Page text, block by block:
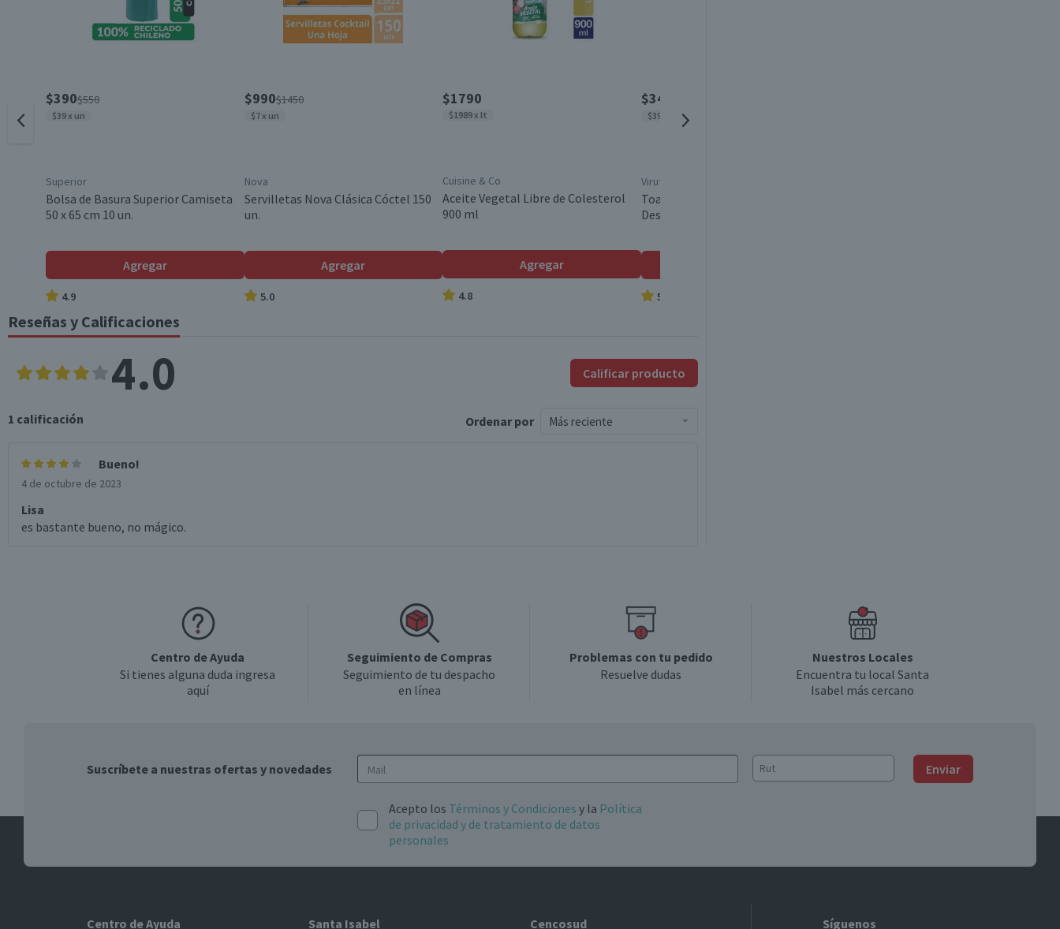
Eliminación eficaz de suciedad y manchas - Eliminación de
Envase Plástico Reciclable
Aroma Ruibarbo
Modelo
Garantía Mínima Legal
$390$550
$39 x un
Superior
Bolsa de Basura Superior Camiseta
50 x 65 cm 10 un.
Agregar
4.9
$990$1450
$7 x un
Nova
Servilletas Nova Clásica Cóctel 150
un.
Agregar
5.0
$1790
$1989 x lt
Cuisine & Co
Aceite Vegetal Libre de Colesterol
900 ml
Agregar
4.8
$3490
$39 x un
Virutex
Toallas Húmedas Virutex
Desinfectante Easy Clean 90 un.
5.0
Reseñas y Calificaciones
4.0 Calificar producto
1 calificación Ordenar por Más reciente
Bueno!
4 de octubre de 2023
Lisa
es bastante bueno, no mágico.
Centro de Ayuda
Si tienes alguna duda ingresa
aquí
Seguimiento de Compras
Seguimiento de tu despacho
en línea
Problemas con tu pedido
Resuelve dudas
Nuestros Locales
Encuentra tu local Santa
Isabel más cercano
Suscríbete a nuestras ofertas y novedades Enviar
Acepto los Términos y Condiciones y la Política
de privacidad y de tratamiento de datos
personales
Centro de Ayuda Santa Isabel Cencosud Síguenos